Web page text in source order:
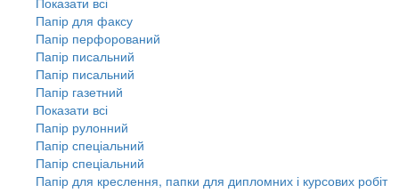
Папір для факсу
Папір перфорований
Папір писальний
Папір писальний
Папір газетний
Показати всі
Папір рулонний
Папір спеціальний
Папір спеціальний
Папір для креслення, папки для дипломних і курсових робіт